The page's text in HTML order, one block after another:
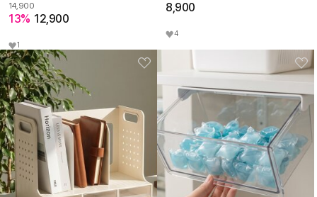
14,900
13% 12,900
1
8,900
4